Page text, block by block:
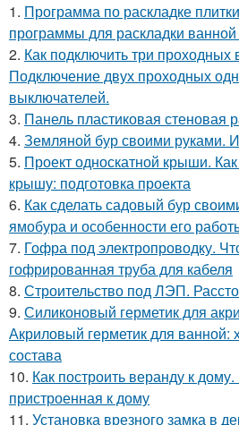
1. Программа по раскладке
программы для раскладки ванной
2. Как подключить три проходных
Подключение двух проходных
выключателей.
3. Панель пластиковая стеновая
4. Земляной бур своими руками.
5. Проект односкатной крыши.
крышу: подготовка проекта
6. Как сделать садовый бур
ямобура и особенности его
7. Гофра под электропроводку.
гофрированная труба для кабеля
8. Строительство под ЛЭП.
9. Силиконовый герметик для
Акриловый герметик для ванной:
состава
10. Как построить веранду к
пристроенная к дому
11. Установка врезного замка в